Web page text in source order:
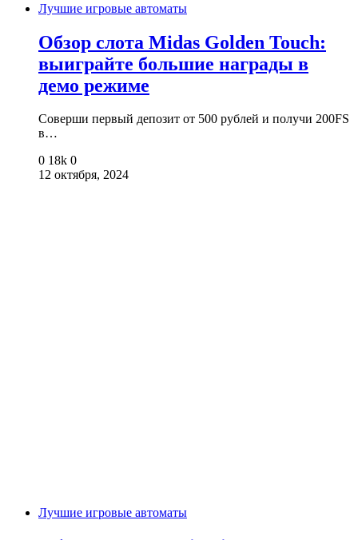
Лучшие игровые автоматы
Обзор слота Midas Golden Touch:
выиграйте большие награды в
демо режиме
Соверши первый депозит от 500 рублей и получи 200FS
в…
0 18k 0
12 октября, 2024
Лучшие игровые автоматы